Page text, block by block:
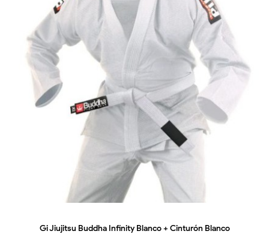
Gi Jiujitsu Buddha Infinity Blanco + Cinturón Blanco